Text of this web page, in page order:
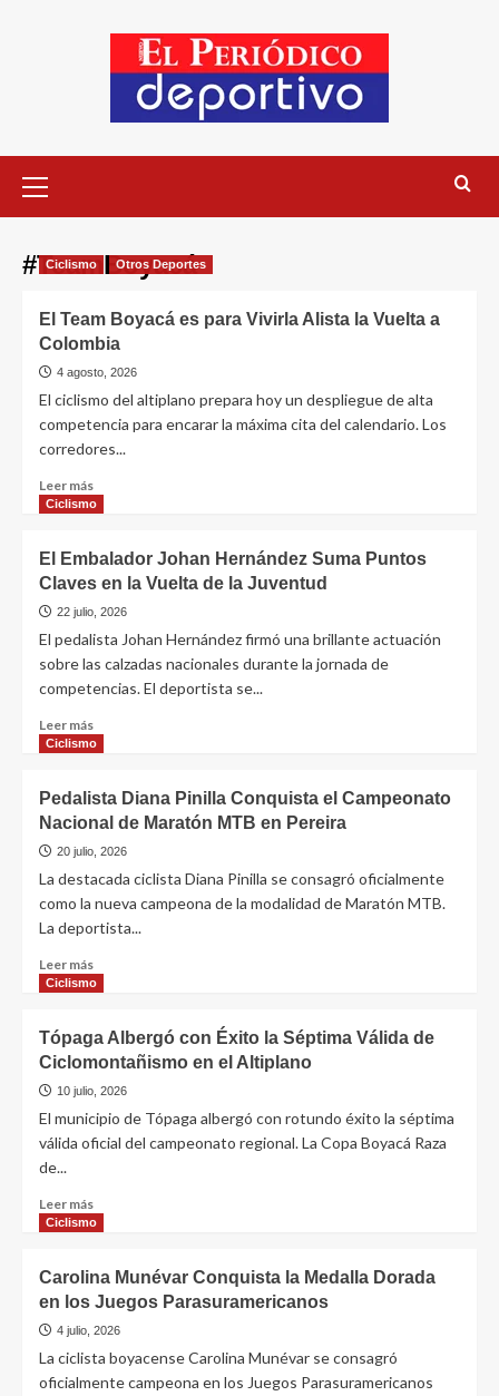
#TeamBoyacá
Ciclismo Otros Deportes
El Team Boyacá es para Vivirla Alista la Vuelta a
Colombia
4 agosto, 2026
El ciclismo del altiplano prepara hoy un despliegue de alta
competencia para encarar la máxima cita del calendario. Los
corredores...
Leer más
Ciclismo
El Embalador Johan Hernández Suma Puntos
Claves en la Vuelta de la Juventud
22 julio, 2026
El pedalista Johan Hernández firmó una brillante actuación
sobre las calzadas nacionales durante la jornada de
competencias. El deportista se...
Leer más
Ciclismo
Pedalista Diana Pinilla Conquista el Campeonato
Nacional de Maratón MTB en Pereira
20 julio, 2026
La destacada ciclista Diana Pinilla se consagró oficialmente
como la nueva campeona de la modalidad de Maratón MTB.
La deportista...
Leer más
Ciclismo
Tópaga Albergó con Éxito la Séptima Válida de
Ciclomontañismo en el Altiplano
10 julio, 2026
El municipio de Tópaga albergó con rotundo éxito la séptima
válida oficial del campeonato regional. La Copa Boyacá Raza
de...
Leer más
Ciclismo
Carolina Munévar Conquista la Medalla Dorada
en los Juegos Parasuramericanos
4 julio, 2026
La ciclista boyacense Carolina Munévar se consagró
oficialmente campeona en los Juegos Parasuramericanos